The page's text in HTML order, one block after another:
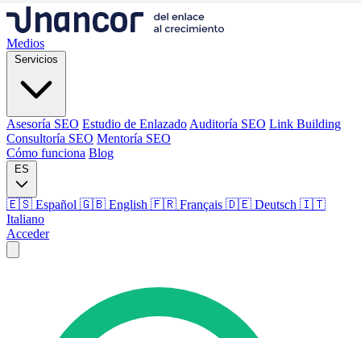
Medios
Servicios
Asesoría SEO Estudio de Enlazado Auditoría SEO Link Building
Consultoría SEO Mentoría SEO
Cómo funciona Blog
ES
🇪🇸 Español 🇬🇧 English 🇫🇷 Français 🇩🇪 Deutsch 🇮🇹
Italiano
Acceder